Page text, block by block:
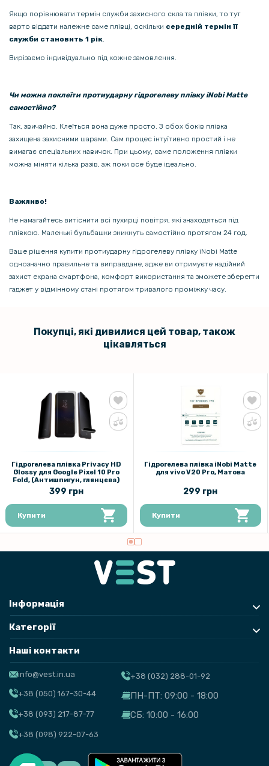
Якщо порівнювати термін служби захисного скла та плівки, то тут
варто віддати належне саме плівці, оскільки середній термін її
служби становить 1 рік.
Вирізаємо індивідуально під кожне замовлення.
Чи можна поклеїти протиударну гідрогелеву плівку iNobi Matte
самостійно?
Так, звичайно. Клеїться вона дуже просто. З обох боків плівка
захищена захисними шарами. Сам процес інтуїтивно простий і не
вимагає спеціальних навичок. При цьому, саме положення плівки
можна міняти кілька разів, аж поки все буде ідеально.
Важливо!
Не намагайтесь витіснити всі пухирці повітря, які знаходяться під
плівкою. Маленькі бульбашки зникнуть самостійно протягом 24 год.
Ваше рішення купити протиударну гідрогелеву плівку iNobi Matte
однозначно правильне та виправдане, адже ви отримуєте надійний
захист екрана смартфона, комфорт використання та зможете зберегти
гаджет у відмінному стані протягом тривалого проміжку часу.
Покупці, які дивилися цей товар, також
цікавляться
Гідрогелева плівка Privacy HD
Glossy для Google Pixel 10 Pro
Fold​, (Антишпигун, глянцева)
399 грн
Купити
Гідрогелева плівка iNobi Matte
для vivo V20 Pro, Матова
299 грн
Купити
Інформація
Категорії
Наші контакти
info@vest.in.ua
+38 (050) 167-30-44
+38 (093) 217-87-77
+38 (098) 922-07-63
+38 (032) 288-01-92
ПН-ПТ: 09:00 - 18:00
СБ: 10:00 - 16:00